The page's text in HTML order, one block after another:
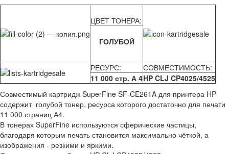
ЦВЕТ ТОНЕРА:
ГОЛУБОЙ
РЕСУРС:
СОВМЕСТИМОСТЬ:
11 000 стр. А 4HP CLJ CP4025/4525
Совместимый картридж SuperFine SF-CE261A для принтера HP
содержит голубой тонер, ресурса которого достаточно для печати
11 000 страниц А4.
В тонерах SuperFine используются сферические частицы,
благодаря которым печать становится максимально чёткой, а
изображения - резкими и яркими.